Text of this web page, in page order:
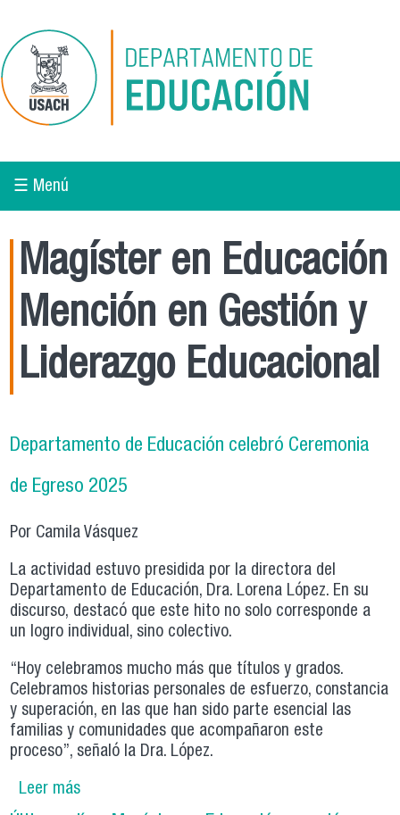
☰ Menú
Magíster en Educación
Mención en Gestión y
Liderazgo Educacional
Departamento de Educación celebró Ceremonia
de Egreso 2025
Por Camila Vásquez
La actividad estuvo presidida por la directora del
Departamento de Educación, Dra. Lorena López. En su
discurso, destacó que este hito no solo corresponde a
un logro individual, sino colectivo.
“Hoy celebramos mucho más que títulos y grados.
Celebramos historias personales de esfuerzo, constancia
y superación, en las que han sido parte esencial las
familias y comunidades que acompañaron este
proceso”, señaló la Dra. López.
Leer mássobre Departamento de Educación celebró
Ceremonia de Egreso 2025